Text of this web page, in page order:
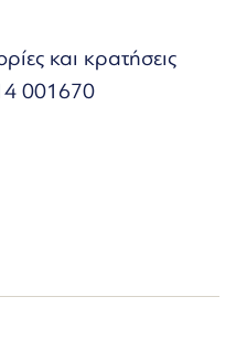
και κρατήσεις
001670